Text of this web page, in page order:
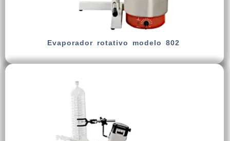
Evaporador rotativo modelo 802